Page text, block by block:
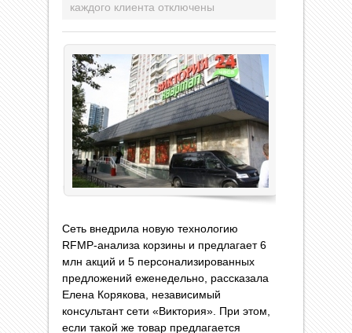
каждого клиента отключены
Сеть внедрила новую технологию
RFMP-анализа корзины и предлагает 6
млн акций и 5 персонализированных
предложений еженедельно, рассказала
Елена Корякова, независимый
консультант сети «Виктория». При этом,
если такой же товар предлагается